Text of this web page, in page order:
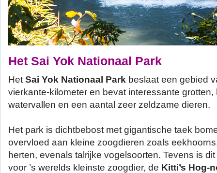
Het Sai Yok Nationaal Park
Het Sai Yok Nationaal Park beslaat een gebied
vierkante-kilometer en bevat interessante
watervallen en een aantal zeer zeldzame dieren.
Het park is dichtbebost met gigantische taek
overvloed aan kleine zoogdieren zoals
herten, evenals talrijke vogelsoorten. Tevens is
voor ’s werelds kleinste zoogdier, de Kitti’s Hog-